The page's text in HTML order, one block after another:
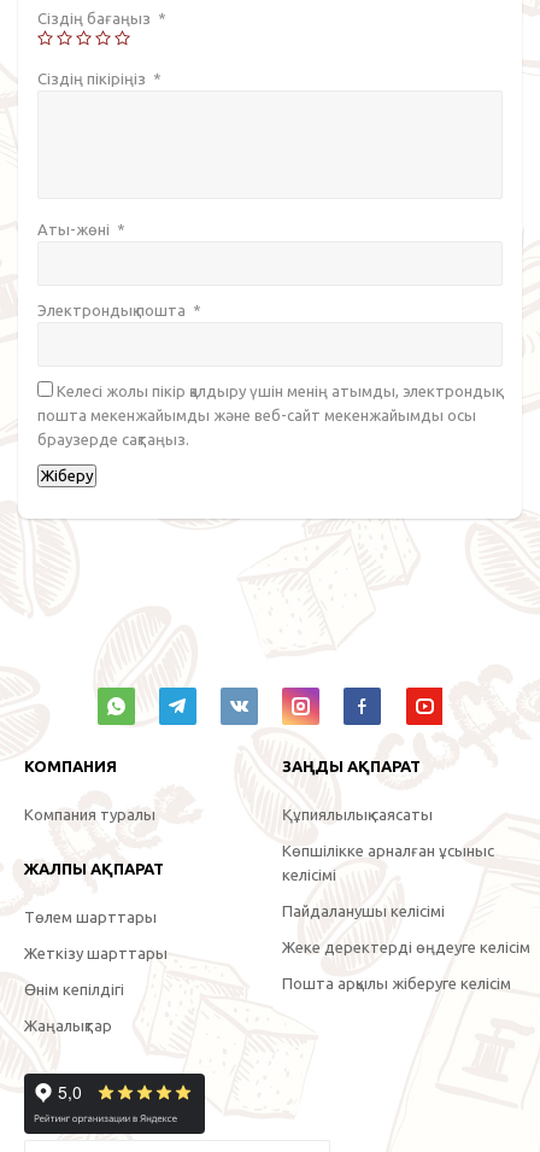
Сіздің бағаңыз *
Сіздің пікіріңіз *
Аты-жөні *
Электрондық пошта *
Келесі жолы пікір қалдыру үшін менің атымды, электрондық
пошта мекенжайымды және веб-сайт мекенжайымды осы
браузерде сақтаңыз.
КОМПАНИЯ
Компания туралы
ЖАЛПЫ АҚПАРАТ
Төлем шарттары
Жеткізу шарттары
Өнім кепілдігі
Жаңалықтар
ЗАҢДЫ АҚПАРАТ
Құпиялылық саясаты
Көпшілікке арналған ұсыныс
келісімі
Пайдаланушы келісімі
Жеке деректерді өңдеуге келісім
Пошта арқылы жіберуге келісім